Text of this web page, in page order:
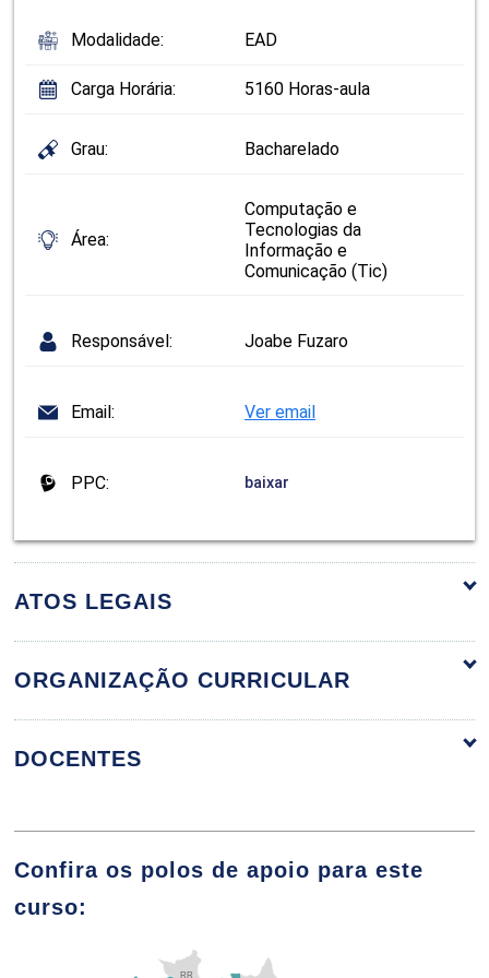
Modalidade: EAD
Carga Horária: 5160 Horas-aula
Grau: Bacharelado
Área:
Computação e
Tecnologias da
Informação e
Comunicação (Tic)
Responsável: Joabe Fuzaro
Email: Ver email
PPC: baixar
ATOS LEGAIS
ORGANIZAÇÃO CURRICULAR
ÁLGEBRA LINEAR E GEOMETRIA
ANALÍTICA
96
DOCENTES
ADRIANO DAWISON DE LIMA
Confira os polos de apoio para este
curso:
RR